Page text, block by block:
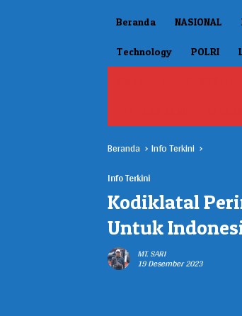
Beranda NASIONAL
Technology POLRI
Beranda Info Terkini
Info Terkini
Kodiklatal
Untuk
MT. SARI
19 Desember 2023